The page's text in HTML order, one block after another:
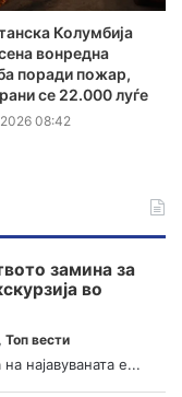
Колумбија
вонредна
поради пожар,
се 22.000 луѓе
08:42
замина за
во
, Топ вести
најавуваната е...